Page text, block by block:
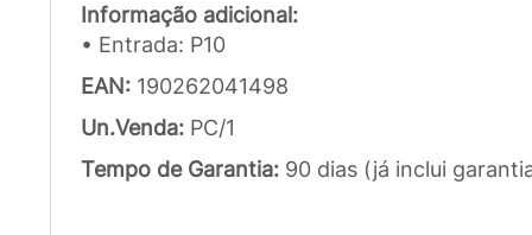
Informação adicional:
• Entrada: P10
EAN: 190262041498
Un.Venda: PC/1
Tempo de Garantia: 90 dias (já inclui